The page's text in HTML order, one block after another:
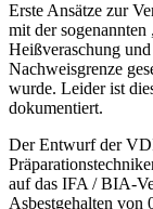
Erste Ansätze zur
mit der
Heißveraschung
Nachweisgrenze
wurde. Leider ist
dokumentiert.
Der Entwurf der
auf das IFA / BIA-
Asbestgehalten von